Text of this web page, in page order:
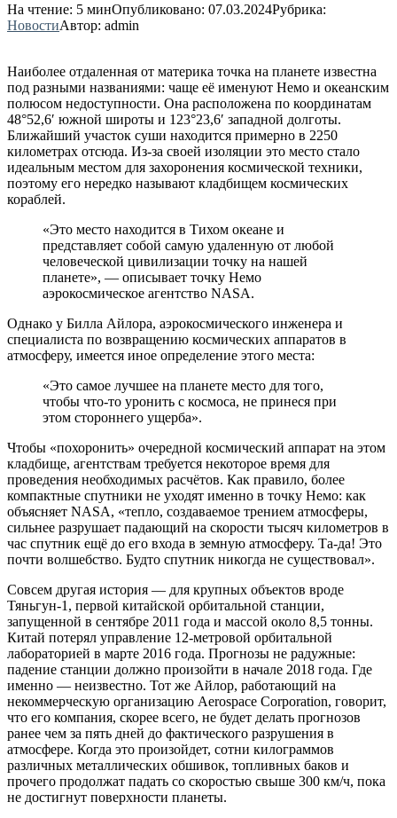
На чтение: 5 минОпубликовано: 07.03.2024Рубрика:
НовостиАвтор: admin
Наиболее отдаленная от материка точка на планете известна
под разными названиями: чаще её именуют Немо и океанским
полюсом недоступности. Она расположена по координатам
48°52,6′ южной широты и 123°23,6′ западной долготы.
Ближайший участок суши находится примерно в 2250
километрах отсюда. Из-за своей изоляции это место стало
идеальным местом для захоронения космической техники,
поэтому его нередко называют кладбищем космических
кораблей.
«Это место находится в Тихом океане и
представляет собой самую удаленную от любой
человеческой цивилизации точку на нашей
планете», — описывает точку Немо
аэрокосмическое агентство NASA.
Однако у Билла Айлора, аэрокосмического инженера и
специалиста по возвращению космических аппаратов в
атмосферу, имеется иное определение этого места:
«Это самое лучшее на планете место для того,
чтобы что-то уронить с космоса, не принеся при
этом стороннего ущерба».
Чтобы «похоронить» очередной космический аппарат на этом
кладбище, агентствам требуется некоторое время для
проведения необходимых расчётов. Как правило, более
компактные спутники не уходят именно в точку Немо: как
объясняет NASA, «тепло, создаваемое трением атмосферы,
сильнее разрушает падающий на скорости тысяч километров в
час спутник ещё до его входа в земную атмосферу. Та-да! Это
почти волшебство. Будто спутник никогда не существовал».
Совсем другая история — для крупных объектов вроде
Тяньгун-1, первой китайской орбитальной станции,
запущенной в сентябре 2011 года и массой около 8,5 тонны.
Китай потерял управление 12-метровой орбитальной
лабораторией в марте 2016 года. Прогнозы не радужные:
падение станции должно произойти в начале 2018 года. Где
именно — неизвестно. Тот же Айлор, работающий на
некоммерческую организацию Aerospace Corporation, говорит,
что его компания, скорее всего, не будет делать прогнозов
ранее чем за пять дней до фактического разрушения в
атмосфере. Когда это произойдет, сотни килограммов
различных металлических обшивок, топливных баков и
прочего продолжат падать со скоростью свыше 300 км/ч, пока
не достигнут поверхности планеты.